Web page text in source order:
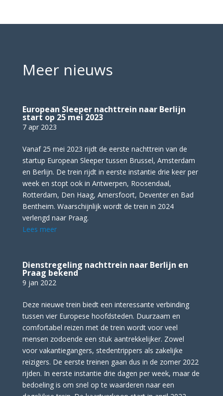
Meer nieuws
European Sleeper nachttrein naar Berlijn
start op 25 mei 2023
7 apr 2023
Vanaf 25 mei 2023 rijdt de eerste nachttrein van de
startup European Sleeper tussen Brussel, Amsterdam
en Berlijn. De trein rijdt in eerste instantie drie keer per
week en stopt ook in Antwerpen, Roosendaal,
Rotterdam, Den Haag, Amersfoort, Deventer en Bad
Bentheim. Waarschijnlijk wordt de trein in 2024
verlengd naar Praag.
Lees meer
Dienstregeling nachttrein naar Berlijn en
Praag bekend
9 jan 2022
Deze nieuwe trein biedt een interessante verbinding
tussen vier Europese hoofdsteden. Duurzaam en
comfortabel reizen met de trein wordt voor veel
mensen zodoende een stuk aantrekkelijker. Zowel
voor vakantiegangers, stedentrippers als zakelijke
reizigers. De eerste treinen gaan dus in de zomer 2022
rijden. In eerste instantie drie dagen per week, maar de
bedoeling is om snel op te waarderen naar een